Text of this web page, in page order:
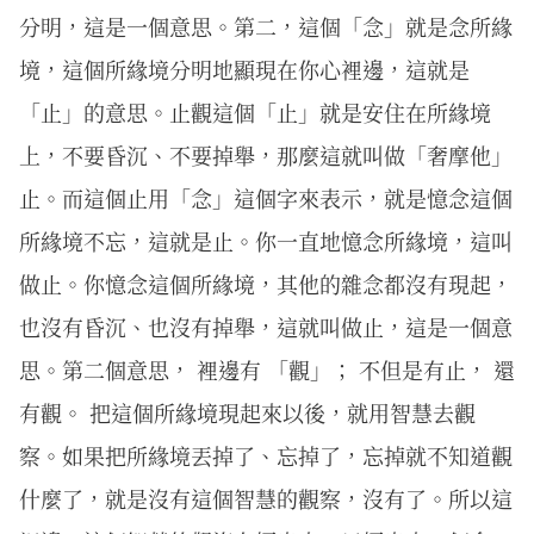
分明，這是一個意思。第二，這個「念」就是念所緣
境，這個所緣境分明地顯現在你心裡邊，這就是
「止」的意思。止觀這個「止」就是安住在所緣境
上，不要昏沉、不要掉舉，那麼這就叫做「奢摩他」
止。而這個止用「念」這個字來表示，就是憶念這個
所緣境不忘，這就是止。你一直地憶念所緣境，這叫
做止。你憶念這個所緣境，其他的雜念都沒有現起，
也沒有昏沉、也沒有掉舉，這就叫做止，這是一個意
思。第二個意思， 裡邊有 「觀」； 不但是有止， 還
有觀。 把這個所緣境現起來以後，就用智慧去觀
察。如果把所緣境丟掉了、忘掉了，忘掉就不知道觀
什麼了，就是沒有這個智慧的觀察，沒有了。所以這